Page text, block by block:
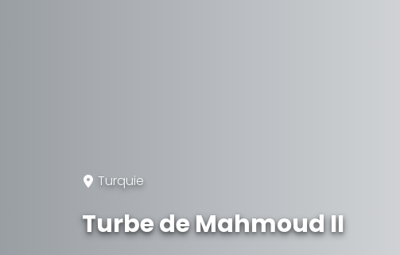
Turquie
Turbe de Mahmoud II